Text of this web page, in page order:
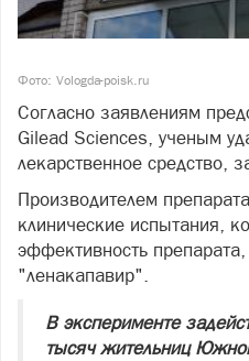
Фото: Vologda-poisk.ru
Согласно заявлениям
Gilead Sciences, ученым
лекарственное
Производителем
клинические испытания,
эффективность
"ленакапавир".
В эксперименте
тысяч жительниц